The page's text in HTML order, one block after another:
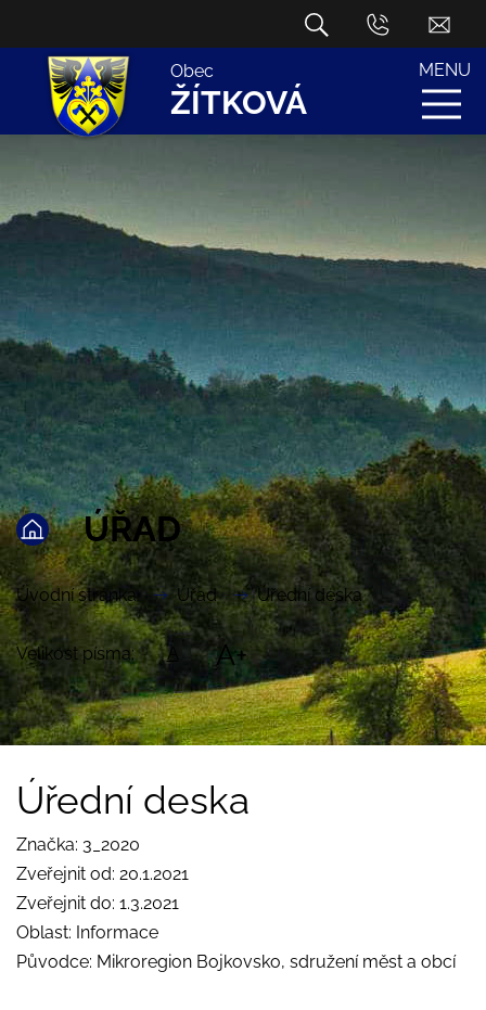
Obec
ŽÍTKOVÁ
MENU
ÚŘAD
Úvodní stránka Úřad Úřední deska
Velikost písma: A A+
Úřední deska
Značka: 3_2020
Zveřejnit od: 20.1.2021
Zveřejnit do: 1.3.2021
Oblast: Informace
Původce: Mikroregion Bojkovsko, sdružení měst a obcí